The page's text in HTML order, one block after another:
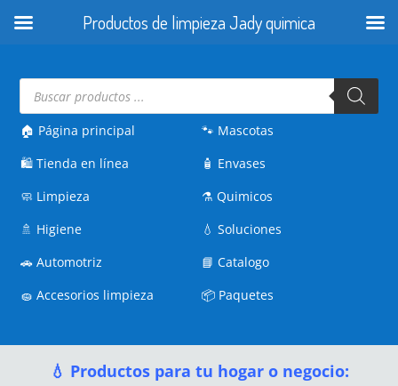
Búsqueda
productos
🏠 Página principal
🛍️Tienda en línea
🧼 Limpieza
🚿 Higiene
🚗Automotriz
🧽Accesorios limpieza
🐾 Mascotas
🧴 Envases
⚗️Quimicos
💧Soluciones
📘Catalogo
📦 Paquetes
💧 Productos para tu hogar o negocio:
Productos de limpieza Jady quimica